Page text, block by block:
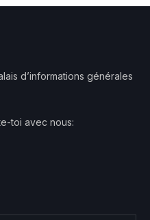
d’informations générales
toi avec nous: